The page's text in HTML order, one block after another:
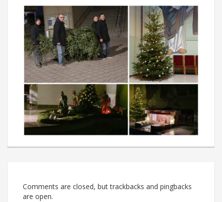
Comments are closed, but trackbacks and pingbacks
are open.